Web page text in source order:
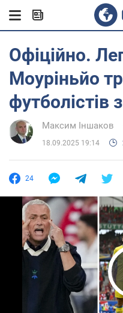
Офіційно.
Моуріньйо
футболістів
Максим Іншаков
18.09.2025 19:14
24